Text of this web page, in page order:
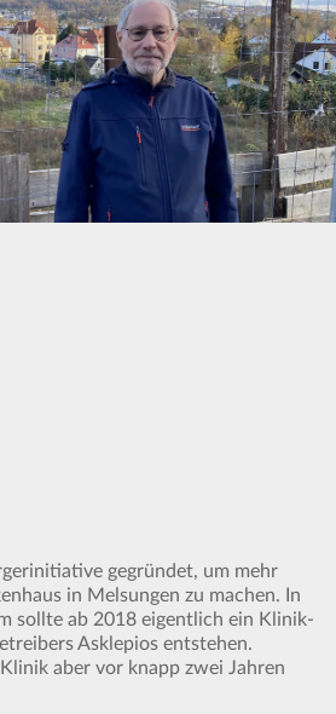
gegründet, um mehr
in Melsungen zu machen. In
sollte ab 2018 eigentlich ein Klinik-
Asklepios entstehen.
aber vor knapp zwei Jahren